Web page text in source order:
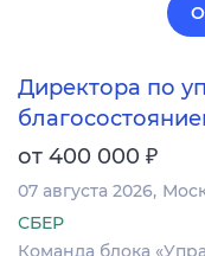
Директора по
от 400 000 ₽
07 августа 2026
СБЕР
Команда блока